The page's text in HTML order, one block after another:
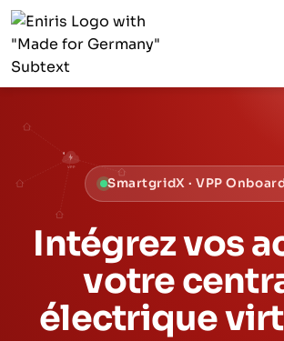
VPP
SmartgridX · VPP
Intégrez vos
votre
électrique